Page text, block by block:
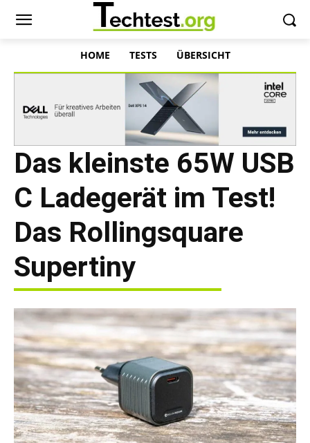
HOME TESTS ÜBERSICHT
Das kleinste 65W USB
C Ladegerät im Test!
Das Rollingsquare
Supertiny